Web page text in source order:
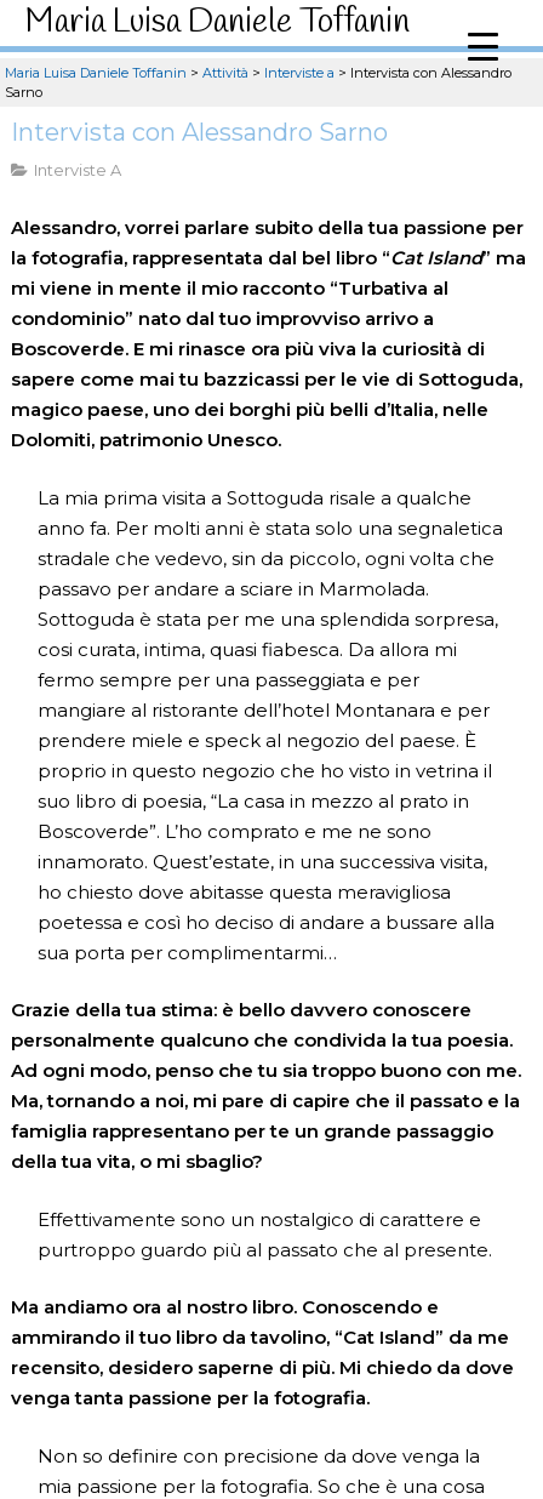
Maria Luisa Daniele Toffanin
Maria Luisa Daniele Toffanin > Attività > Interviste a > Intervista con Alessandro
Sarno
Intervista con Alessandro Sarno
Interviste A
Alessandro, vorrei parlare subito della tua passione per
la fotografia, rappresentata dal bel libro “Cat Island” ma
mi viene in mente il mio racconto “Turbativa al
condominio” nato dal tuo improvviso arrivo a
Boscoverde. E mi rinasce ora più viva la curiosità di
sapere come mai tu bazzicassi per le vie di Sottoguda,
magico paese, uno dei borghi più belli d’Italia, nelle
Dolomiti, patrimonio Unesco.
La mia prima visita a Sottoguda risale a qualche
anno fa. Per molti anni è stata solo una segnaletica
stradale che vedevo, sin da piccolo, ogni volta che
passavo per andare a sciare in Marmolada.
Sottoguda è stata per me una splendida sorpresa,
cosi curata, intima, quasi fiabesca. Da allora mi
fermo sempre per una passeggiata e per
mangiare al ristorante dell’hotel Montanara e per
prendere miele e speck al negozio del paese. È
proprio in questo negozio che ho visto in vetrina il
suo libro di poesia, “La casa in mezzo al prato in
Boscoverde”. L’ho comprato e me ne sono
innamorato. Quest’estate, in una successiva visita,
ho chiesto dove abitasse questa meravigliosa
poetessa e così ho deciso di andare a bussare alla
sua porta per complimentarmi…
Grazie della tua stima: è bello davvero conoscere
personalmente qualcuno che condivida la tua poesia.
Ad ogni modo, penso che tu sia troppo buono con me.
Ma, tornando a noi, mi pare di capire che il passato e la
famiglia rappresentano per te un grande passaggio
della tua vita, o mi sbaglio?
Effettivamente sono un nostalgico di carattere e
purtroppo guardo più al passato che al presente.
Ma andiamo ora al nostro libro. Conoscendo e
ammirando il tuo libro da tavolino, “Cat Island” da me
recensito, desidero saperne di più. Mi chiedo da dove
venga tanta passione per la fotografia.
Non so definire con precisione da dove venga la
mia passione per la fotografia. So che è una cosa